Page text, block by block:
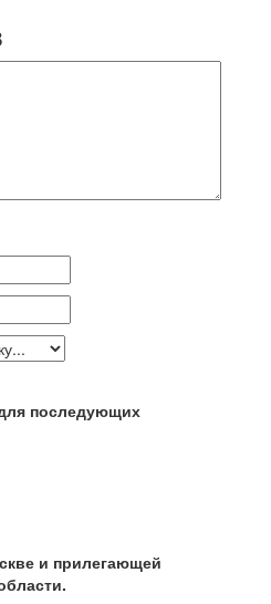
последующих
и прилегающей